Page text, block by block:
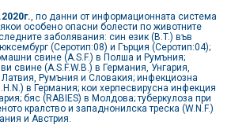
, по данни от информационната система
особено опасни болести по животните
заболявания: син език (B.T.) във
(Серотип:08) и Гърция (Серотип:04);
свине (A.S.F.) в Полша и Румъния;
свине (A.S.F.W.B.) в Германия, Унгария,
Румъния и Словакия; инфекциозна
в Германия; кои херпесвирусна инфекция
бяс (RABIES) в Молдова; туберкулоза при
кралство и западнонилска треска (W.N.F.)
и Австрия.